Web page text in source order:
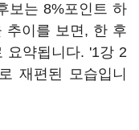
보는 8%포인트 하
추이를 보면, 한 후
요약됩니다. '1강 2
재편된 모습입니